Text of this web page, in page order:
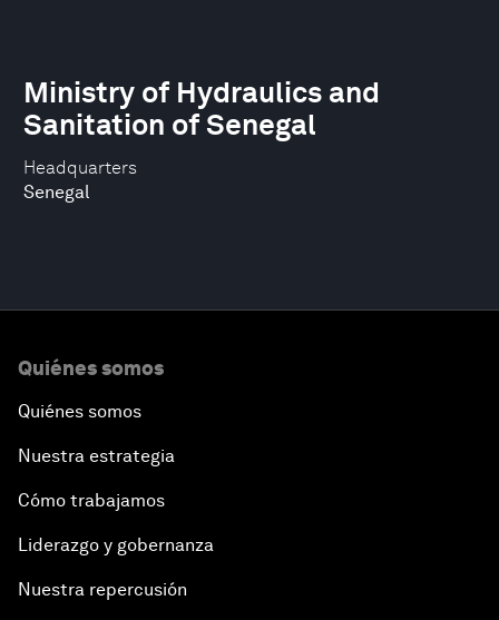
Headquarters
Senegal
Ministry of Hydraulics and
Sanitation of Senegal
Quiénes somos
Quiénes somos
Nuestra estrategia
Cómo trabajamos
Liderazgo y gobernanza
Nuestra repercusión